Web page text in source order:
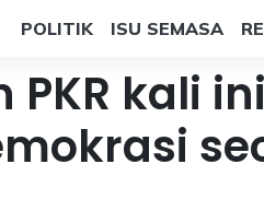
POLITIK ISU SEMASA
PKR kali